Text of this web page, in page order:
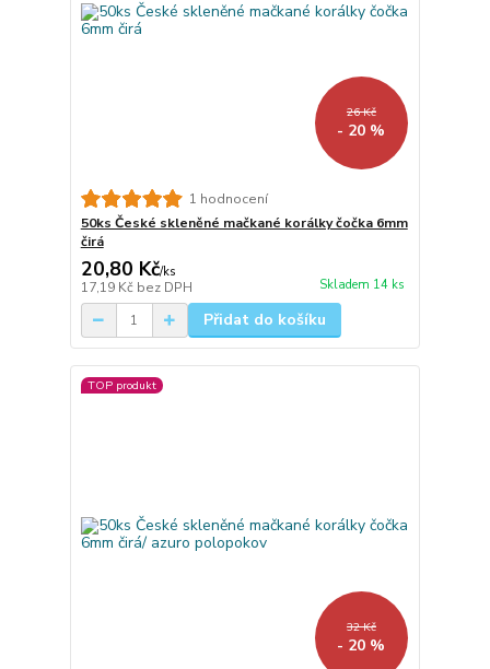
26 Kč
- 20 %
1 hodnocení
50ks České skleněné mačkané korálky čočka 6mm
čirá
20,80 Kč/ks
17,19 Kč bez DPH Skladem 14 ks
Přidat do košíku
TOP produkt
32 Kč
- 20 %